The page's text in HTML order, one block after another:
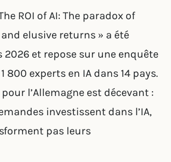
ROI of AI: The paradox of
elusive returns » a été
2026 et repose sur une enquête
800 experts en IA dans 14 pays.
l’Allemagne est décevant :
investissent dans l’IA,
pas leurs